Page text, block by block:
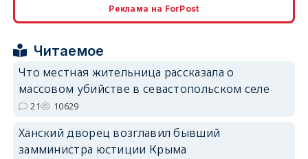
Реклама на ForPost
Читаемое
Что местная жительница рассказала о
массовом убийстве в севастопольском селе
21 10629
Ханский дворец возглавил бывший
замминистра юстиции Крыма